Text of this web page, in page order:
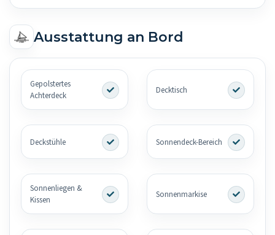
Ausstattung an Bord
Gepolstertes
Achterdeck
Decktisch
Deckstühle Sonnendeck-Bereich
Sonnenliegen &
Kissen
Sonnenmarkise